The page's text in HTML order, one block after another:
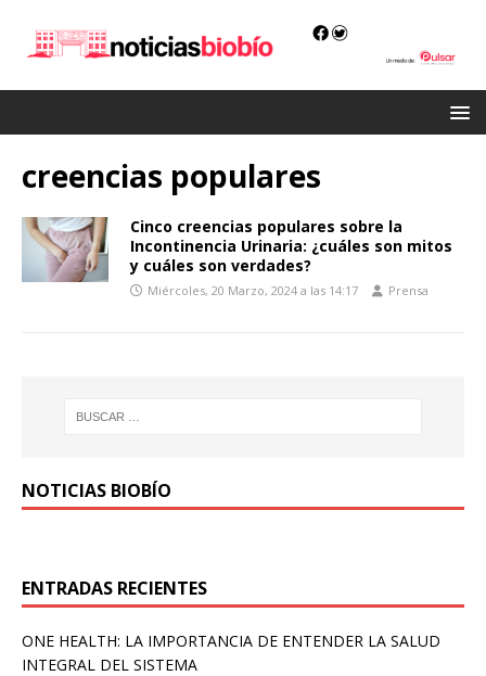
creencias populares
Cinco creencias populares sobre la
Incontinencia Urinaria: ¿cuáles son mitos
y cuáles son verdades?
Miércoles, 20 Marzo, 2024 a las 14:17 Prensa
NOTICIAS BIOBÍO
ENTRADAS RECIENTES
ONE HEALTH: LA IMPORTANCIA DE ENTENDER LA SALUD
INTEGRAL DEL SISTEMA